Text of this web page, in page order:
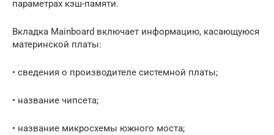
параметрах кэш-памяти.
Вкладка Mainboard включает информацию, касающуюся
материнской платы:
• сведения о производителе системной платы;
• название чипсета;
• название микросхемы южного моста;